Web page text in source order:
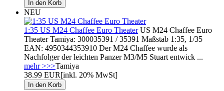
NEU
1:35 US M24 Chaffee Euro TheaterUS M24 Chaffee Euro
Theater Tamiya: 300035391 / 35391 Maßstab 1:35, 1/35
EAN: 4950344353910 Der M24 Chaffee wurde als
Nachfolger der leichten Panzer M3/M5 Stuart entwick ...
mehr >>>Tamiya
38.99 EUR[inkl. 20% MwSt]